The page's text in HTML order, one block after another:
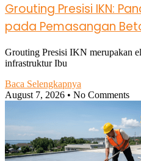
Grouting Presisi IKN:
pada Pemasangan
Grouting Presisi IKN merupakan
infrastruktur Ibu
Baca Selengkapnya
August 7, 2026
No Comments